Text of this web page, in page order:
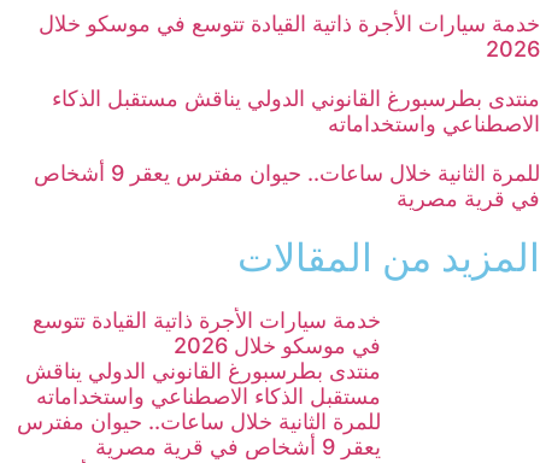
خدمة سيارات الأجرة ذاتية القيادة تتوسع في موسكو خلال
2026
منتدى بطرسبورغ القانوني الدولي يناقش مستقبل الذكاء
الاصطناعي واستخداماته
للمرة الثانية خلال ساعات.. حيوان مفترس يعقر 9 أشخاص
في قرية مصرية
المزيد من المقالات
خدمة سيارات الأجرة ذاتية القيادة تتوسع
في موسكو خلال 2026
منتدى بطرسبورغ القانوني الدولي يناقش
مستقبل الذكاء الاصطناعي واستخداماته
للمرة الثانية خلال ساعات.. حيوان مفترس
يعقر 9 أشخاص في قرية مصرية